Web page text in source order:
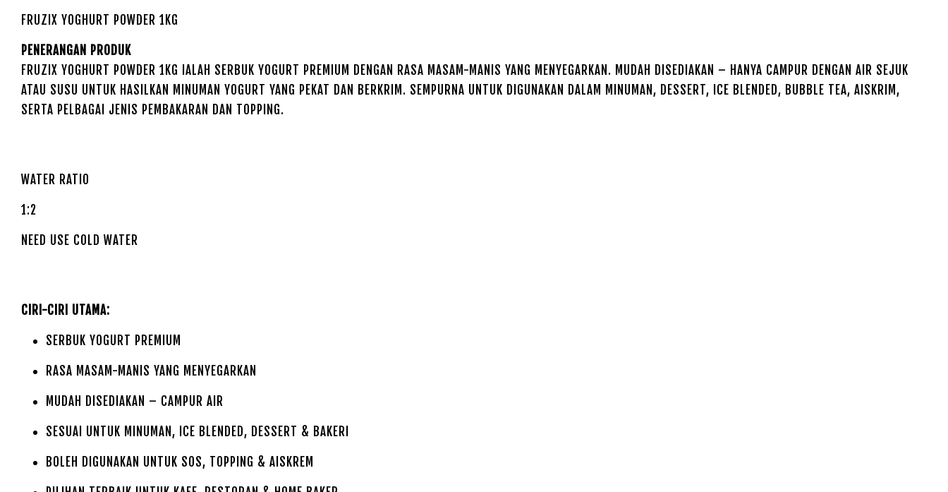
FRUZIX YOGHURT POWDER 1KG
PENERANGAN PRODUK
FRUZIX YOGHURT POWDER 1KG IALAH SERBUK YOGURT PREMIUM DENGAN RASA MASAM-MANIS YANG MENYEGARKAN. MUDAH DISEDIAKAN – HANYA CAMPUR DENGAN AIR SEJUK
ATAU SUSU UNTUK HASILKAN MINUMAN YOGURT YANG PEKAT DAN BERKRIM. SEMPURNA UNTUK DIGUNAKAN DALAM MINUMAN, DESSERT, ICE BLENDED, BUBBLE TEA, AISKRIM,
SERTA PELBAGAI JENIS PEMBAKARAN DAN TOPPING.
WATER RATIO
1:2
NEED USE COLD WATER
CIRI-CIRI UTAMA:
SERBUK YOGURT PREMIUM
RASA MASAM-MANIS YANG MENYEGARKAN
MUDAH DISEDIAKAN – CAMPUR AIR
SESUAI UNTUK MINUMAN, ICE BLENDED, DESSERT & BAKERI
BOLEH DIGUNAKAN UNTUK SOS, TOPPING & AISKREM